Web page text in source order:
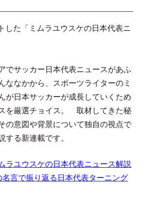
した「ミムラユウスケの日本代表ニ
でサッカー日本代表ニュースがあふ
ななかから、スポーツライターのミ
が日本サッカーが成長していくため
を厳選チョイス。 取材してきた秘
の意図や背景について独自の視点で
する新連載です。
ラユウスケの日本代表ニュース解説
名言で振り返る日本代表ターニング